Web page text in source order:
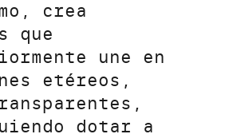
crea
que
une en
etéreos,
dotar a